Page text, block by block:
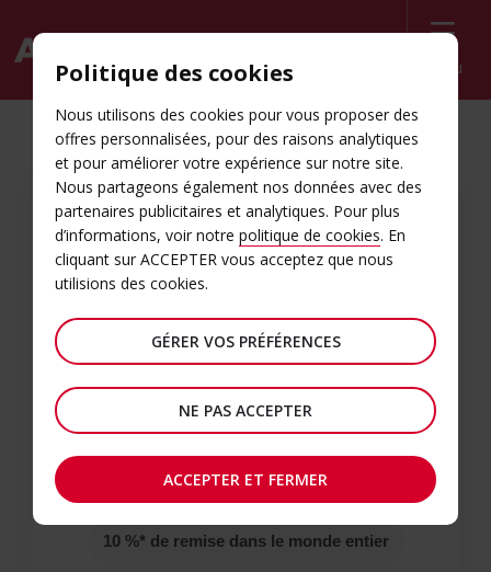
Menu
ADHÉRER MAINTENANT
Créez votre compte
Avis Business
Remplissez le court formulaire en ligne ci-
dessous pour enregistrer votre entreprise et
profiter de 10 %* de remise sur les
réservations dans le monde entier pour
Inscription en 2 minutes environ
10 %* de remise dans le monde entier
Politique des cookies
Nous utilisons des cookies pour vous proposer des
offres personnalisées, pour des raisons analytiques
et pour améliorer votre expérience sur notre site.
Nous partageons également nos données avec des
partenaires publicitaires et analytiques. Pour plus
d’informations, voir notre politique de cookies. En
cliquant sur ACCEPTER vous acceptez que nous
utilisions des cookies.
GÉRER VOS PRÉFÉRENCES
NE PAS ACCEPTER
ACCEPTER ET FERMER